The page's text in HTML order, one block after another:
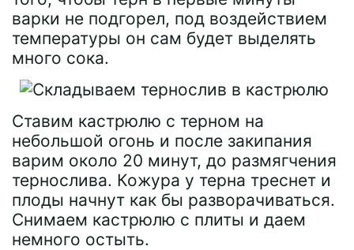
варки не подгорел, под воздействием
температуры он сам будет выделять
много сока.
Ставим кастрюлю с терном на
небольшой огонь и после закипания
варим около 20 минут, до размягчения
тернослива. Кожура у терна треснет и
плоды начнут как бы разворачиваться.
Снимаем кастрюлю с плиты и даем
немного остыть.